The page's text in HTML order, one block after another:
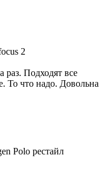
2
Подходят все
То что надо. Довольна
Polo рестайл